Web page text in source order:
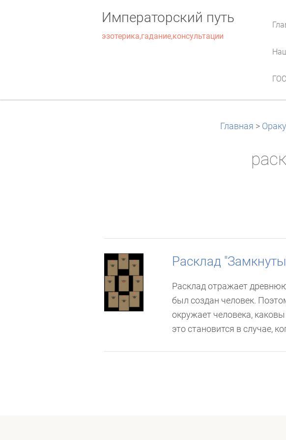
Императорский путь
эзотерика,гадание,консультации
Главная >
Расклад
Расклад отражает
был создан человек.
окружает человека,
это становится в случае,